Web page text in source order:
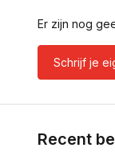
Er zijn nog
Schrijf je
Recent